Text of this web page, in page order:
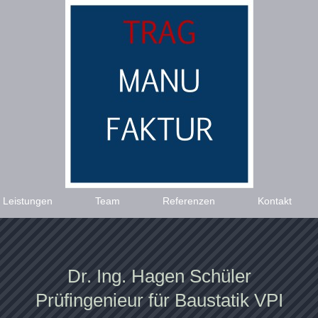
Leistungen Team Referenzen Kontakt
Dr. Ing. Hagen Schüler
Prüfingenieur für Baustatik VPI